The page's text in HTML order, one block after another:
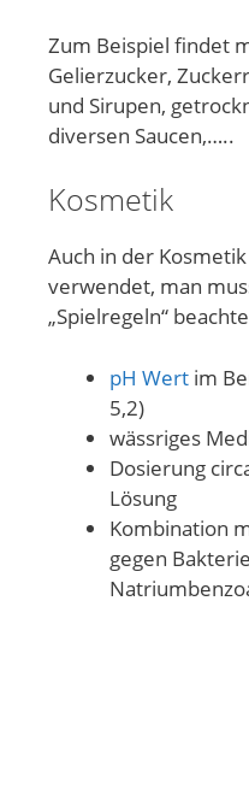
Zum Beispiel findet
Gelierzucker,
und Sirupen,
diversen Saucen,…..
Kosmetik
Auch in der
verwendet, man
„Spielregeln“
pH Wert im
5,2)
wässriges
Dosierung
Lösung
Kombination
gegen